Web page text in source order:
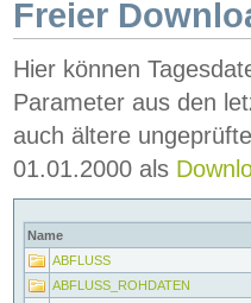
Freier
Hier können
Parameter aus den
auch ältere
01.01.2000 als
Name
ABFLUSS
ABFLUSS_ROHDATEN